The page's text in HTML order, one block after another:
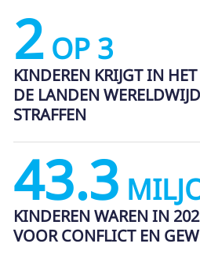
2OP 3
KINDEREN KRIJGT IN
DE LANDEN
STRAFFEN
43.3
KINDEREN WAREN IN
VOOR CONFLICT EN